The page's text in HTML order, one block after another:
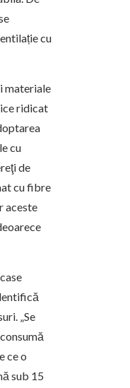
cu
materiale
ridicat
cu
de
cu fibre
aceste
„Se
ce o
sub 15